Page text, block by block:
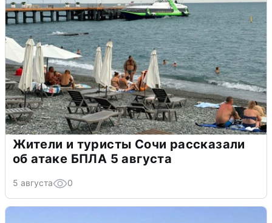
Жители и туристы Сочи рассказали
об атаке БПЛА 5 августа
5 августа 0